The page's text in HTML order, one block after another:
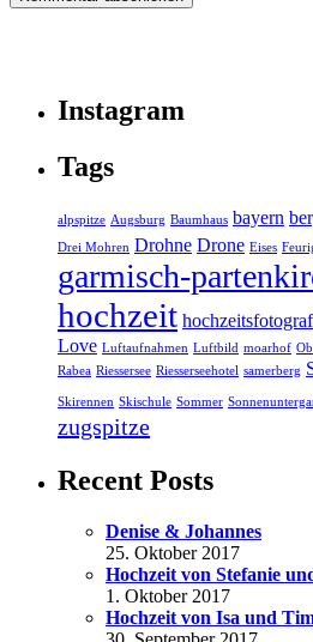
Instagram
Tags
alpspitze Augsburg Baumhaus bayern
Drei Mohren Drohne Drone Eises
garmisch-
hochzeit hochzeitsfotograf
Love Luftaufnahmen Luftbild moarhof
Rabea Riessersee Riesserseehotel samerberg
Skirennen Skischule Sommer
zugspitze
Recent Posts
Denise & Johannes
25. Oktober 2017
Hochzeit von Stefanie
1. Oktober 2017
Hochzeit von Isa und